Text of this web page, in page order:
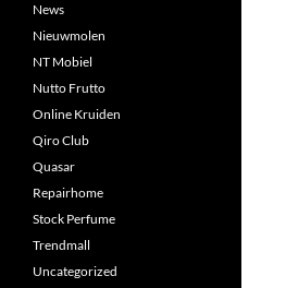
News
Nieuwmolen
NT Mobiel
Nutto Frutto
Online Kruiden
Qiro Club
Quasar
Repairhome
Stock Perfume
Trendmall
Uncategorized